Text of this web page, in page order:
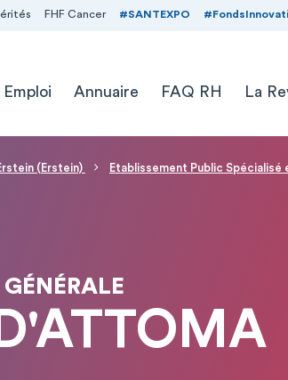
FHF Cancer #SANTEXPO
Emploi Annuaire FAQ RH La
(Erstein) Etablissement Public Spécialisé